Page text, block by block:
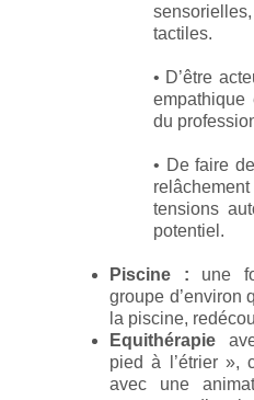
tactiles.
• D’être
empathique
du
• De faire
tensions
potentiel.
Piscine : une
groupe d’environ
la piscine,
Equithérapie
pied à l’étrier »,
avec une